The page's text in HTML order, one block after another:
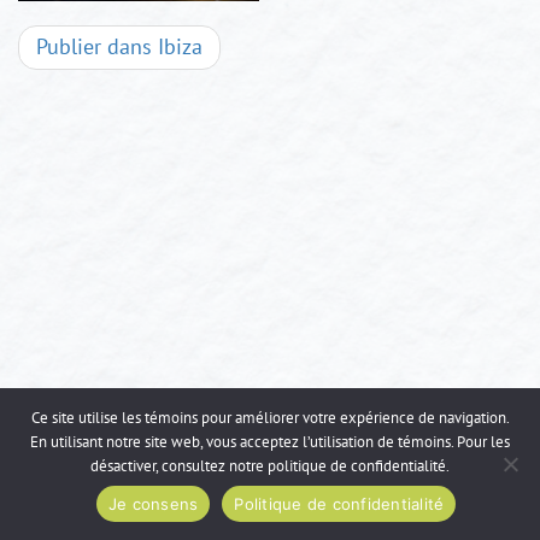
Navigation
Publier dans Ibiza
Ce site utilise les témoins pour améliorer votre expérience de navigation.
En utilisant notre site web, vous acceptez l’utilisation de témoins. Pour les
désactiver, consultez notre politique de confidentialité.
Je consens
Politique de confidentialité